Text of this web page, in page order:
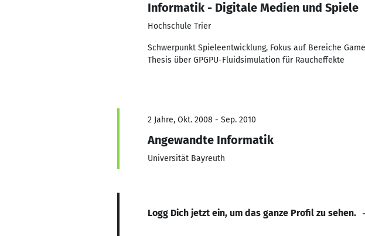
Informatik - Digitale Medien und Spiele
Hochschule Trier
Schwerpunkt Spieleentwicklung, Fokus auf Bereiche
Thesis über GPGPU-Fluidsimulation für Raucheffekte
2 Jahre, Okt. 2008 - Sep. 2010
Angewandte Informatik
Universität Bayreuth
Logg Dich jetzt ein, um das ganze Profil zu sehen.